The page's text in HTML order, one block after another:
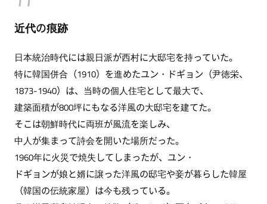
近代の痕跡
日本統治時代には親日派が西村に大邸宅を持っていた。
特に韓国併合（1910）を進めたユン・ドギョン（尹徳栄、
1873-1940）は、当時の個人住宅として最大で、
建築面積が800坪にもなる洋風の大邸宅を建てた。
そこは朝鮮時代に両班が風流を楽しみ、
中人が集まって詩会を開いた場所だった。
1960年に火災で焼失してしまったが、ユン・
ドギョンが娘と婿に譲った洋風の邸宅や妾が暮らした韓屋
（韓国の伝統家屋）は今も残っている。